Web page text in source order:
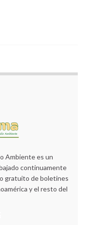
Ambiente es un
continuamente
gratuito de boletines
y el resto del